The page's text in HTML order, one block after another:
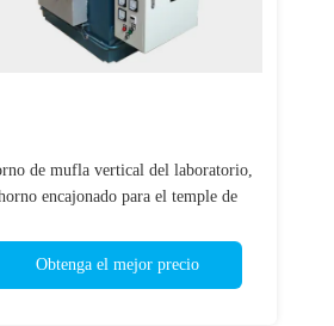
de mufla vertical del laboratorio,
encajonado para el temple de
Obtenga el mejor precio